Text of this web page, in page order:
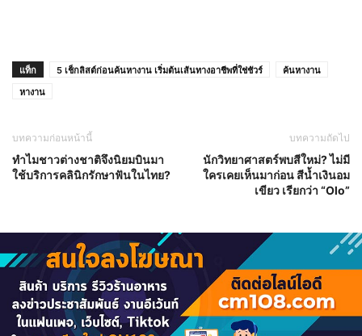
แท็ก 5 เช็กลิสต์ก่อนค้นหางาน เริ่มต้นเส้นทางอาชีพที่ใช่ชัวร์
ค้นหางาน
หางาน
บทความก่อนหน้านี้
ทำไมชาวต่างชาติจึงนิยมบินมา
ใช้บริการคลินิกรักษาฟันในไทย?
บทความถัดไป
นักวิทยาศาสตร์พบสีใหม่? ไม่มี
ใครเคยเห็นมาก่อน สีน้ำเงินอม
เขียว เรียกว่า “Olo”